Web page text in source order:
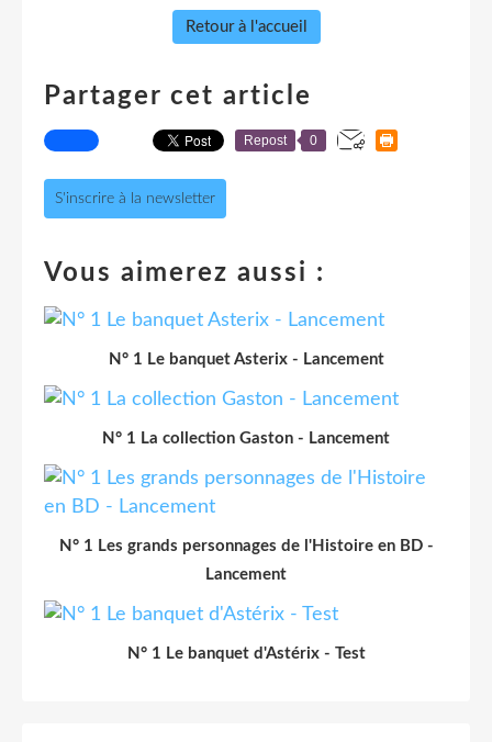
Retour à l'accueil
Partager cet article
Repost 0
S'inscrire à la newsletter
Vous aimerez aussi :
N° 1 Le banquet Asterix - Lancement
N° 1 La collection Gaston - Lancement
N° 1 Les grands personnages de l'Histoire en BD -
Lancement
N° 1 Le banquet d'Astérix - Test